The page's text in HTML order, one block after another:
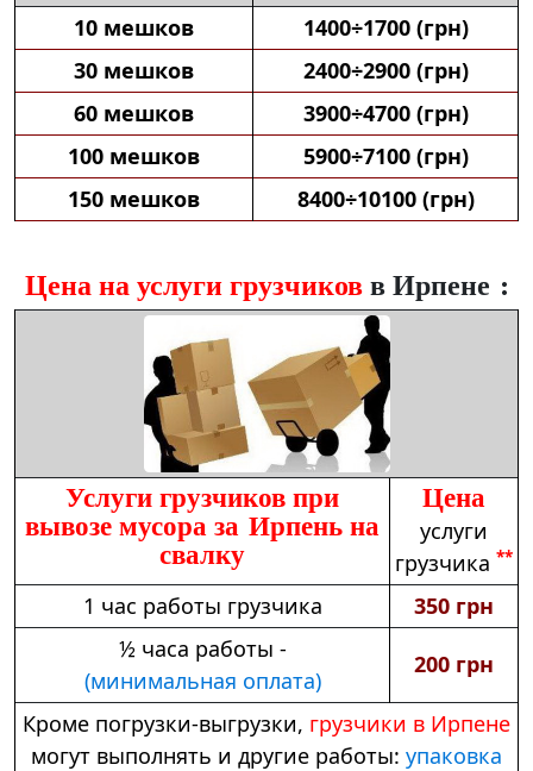
10 мешков
1400÷1700 (грн)
30 мешков
2400÷2900 (грн)
60 мешков
3900÷4700 (грн)
100 мешков
5900÷7100 (грн)
150 мешков
8400÷10100 (грн)
Цена на услуги грузчиковв Ирпене :
Услуги грузчиков при
вывозе мусора за Ирпень на
свалку
Цена
услуги
грузчика **
1 час работы грузчика
350 грн
½ часа работы -
(минимальная оплата)
200 грн
Кроме погрузки-выгрузки, грузчики в Ирпене
могут выполнять и другие работы: упаковка